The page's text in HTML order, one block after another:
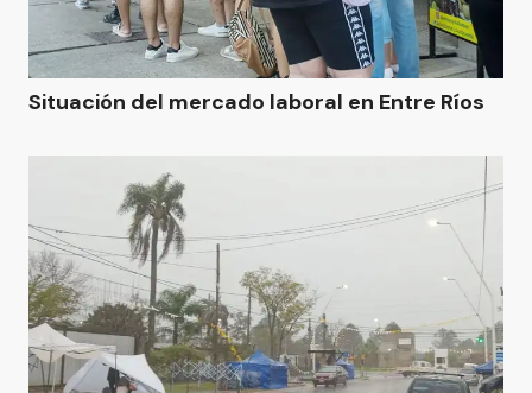
Situación del mercado laboral en Entre Ríos